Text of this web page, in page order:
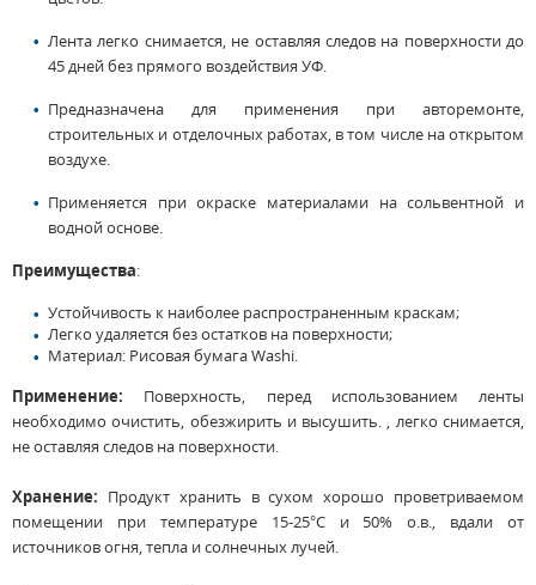
Лента легко снимается, не оставляя следов на поверхности до
45 дней без прямого воздействия УФ.
Предназначена для применения при авторемонте,
строительных и отделочных работах, в том числе на открытом
воздухе.
Применяется при окраске материалами на сольвентной и
водной основе.
Преимущества:
Устойчивость к наиболее распространенным краскам;
Легко удаляется без остатков на поверхности;
Материал: Рисовая бумага Washi.
Применение: Поверхность, перед использованием ленты
необходимо очистить, обезжирить и высушить. , легко снимается,
не оставляя следов на поверхности.
Хранение: Продукт хранить в сухом хорошо проветриваемом
помещении при температуре 15-25°C и 50% о.в., вдали от
источников огня, тепла и солнечных лучей.